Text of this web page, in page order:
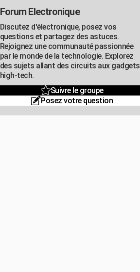
Forum Electronique
Discutez d'électronique, posez vos
questions et partagez des astuces.
Rejoignez une communauté passionnée
par le monde de la technologie. Explorez
des sujets allant des circuits aux gadgets
high-tech.
Suivre le groupe
Posez votre question